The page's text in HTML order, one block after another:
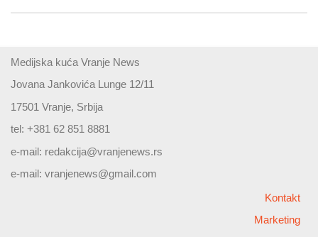
Medijska kuća Vranje News
Jovana Jankovića Lunge 12/11
17501 Vranje, Srbija
tel: +381 62 851 8881
e-mail: redakcija@vranjenews.rs
e-mail: vranjenews@gmail.com
Kontakt
Marketing